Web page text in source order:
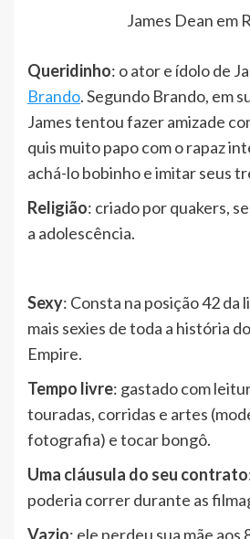
James Dean em
Queridinho: o ator e ídolo de
Brando. Segundo Brando, em
James tentou fazer amizade
quis muito papo com o rapaz
achá-lo bobinho e imitar seus
Religião: criado por quakers,
a adolescência.
Sexy: Consta na posição 42 da
mais sexies de toda a história
Empire.
Tempo livre: gastado com
touradas, corridas e artes
fotografia) e tocar bongô.
Uma cláusula do seu contrato
poderia correr durante as
Vazio: ele perdeu sua mãe aos